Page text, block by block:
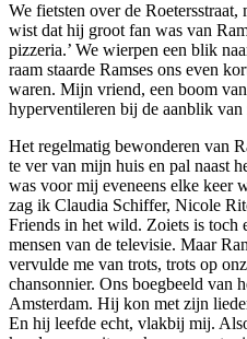
We fietsten over de
wist dat hij groot fan was van
pizzeria.’ We wierpen een blik
raam staarde Ramses ons even
waren. Mijn vriend, een boom
hyperventileren bij de aanblik
Het regelmatig bewonderen van
te ver van mijn huis en pal naast
was voor mij eveneens elke keer
zag ik Claudia Schiffer, Nicole
Friends in het wild. Zoiets is toch
mensen van de televisie. Maar
vervulde me van trots, trots op
chansonnier. Ons boegbeeld van
Amsterdam. Hij kon met zijn
En hij leefde echt, vlakbij mij.